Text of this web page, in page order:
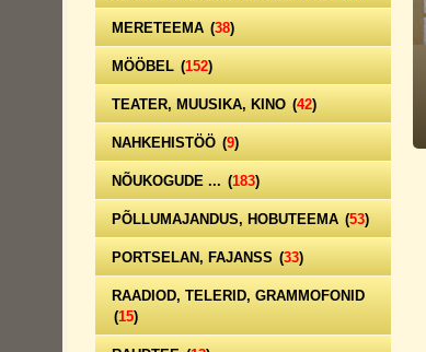
MERETEEMA (38)
MÖÖBEL (152)
TEATER, MUUSIKA, KINO (42)
NAHKEHISTÖÖ (9)
NÕUKOGUDE ... (183)
PÕLLUMAJANDUS, HOBUTEEMA (53)
PORTSELAN, FAJANSS (33)
RAADIOD, TELERID, GRAMMOFONID
(15)